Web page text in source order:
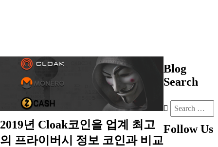
2019년 Cloak코인을 업계 최고
의 프라이버시 정보 코인과 비교
Blog
Search
Follow Us